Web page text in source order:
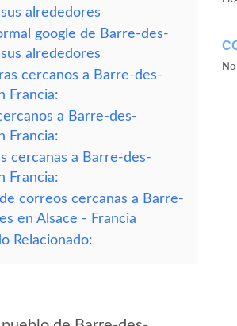
alrededores
google de Barre-des-
alrededores
cercanos a Barre-des-
Francia:
a Barre-des-
Francia:
cercanas a Barre-des-
Francia:
correos cercanas a Barre-
en Alsace - Francia
Relacionado: